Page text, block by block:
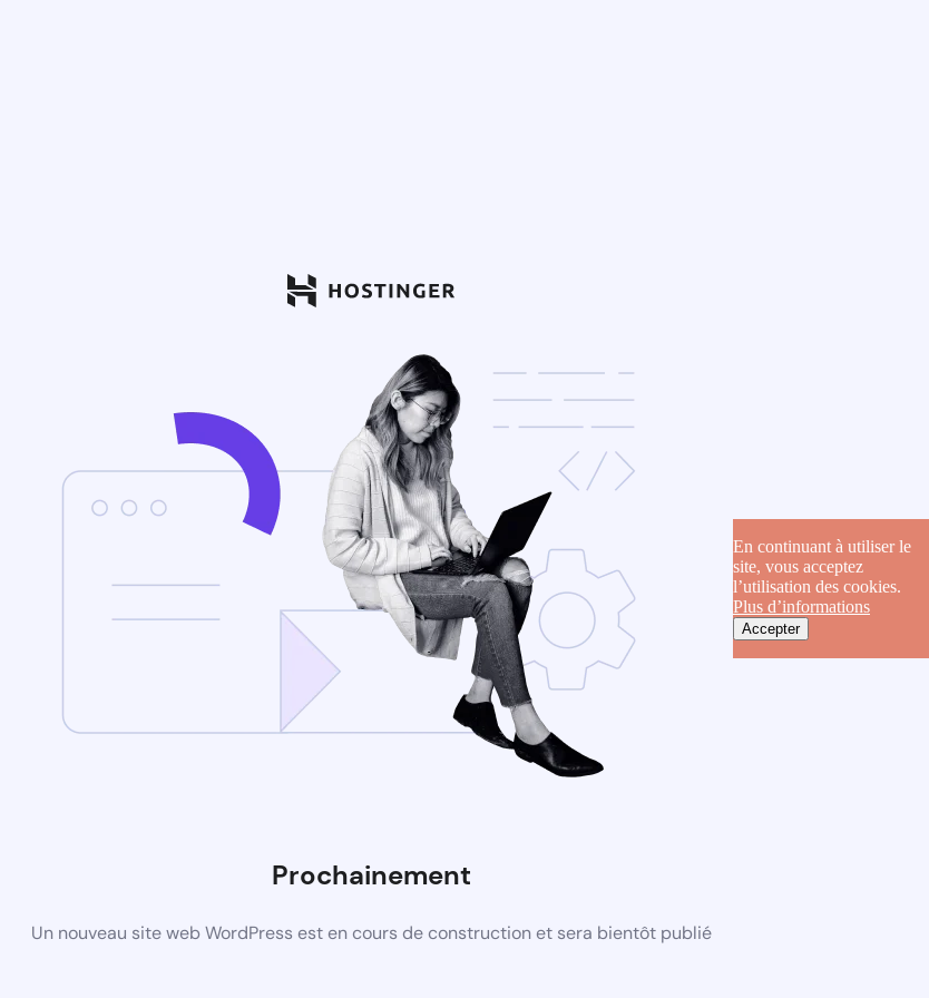
Prochainement
Un nouveau site web WordPress est en cours de construction et sera bientôt publié
En continuant à utiliser le
site, vous acceptez
l’utilisation des cookies.
Plus d’informations
Accepter